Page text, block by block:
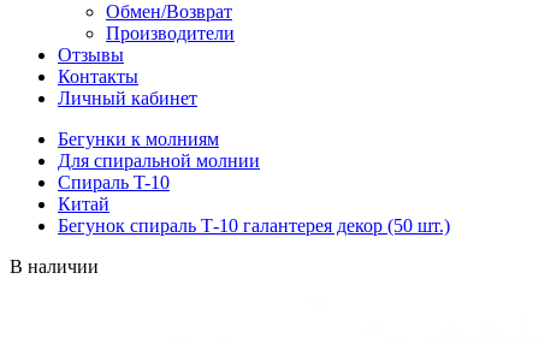
Обмен/Возврат
Производители
Отзывы
Контакты
Личный кабинет
Бегунки к молниям
Для спиральной молнии
Спираль T-10
Китай
Бегунок спираль Т-10 галантерея декор (50 шт.)
В наличии